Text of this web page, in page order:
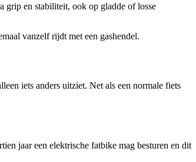
grip en stabiliteit, ook op gladde of losse
vanzelf rijdt met een gashendel.
iets anders uitziet. Net als een normale fiets
jaar een elektrische fatbike mag besturen en dit